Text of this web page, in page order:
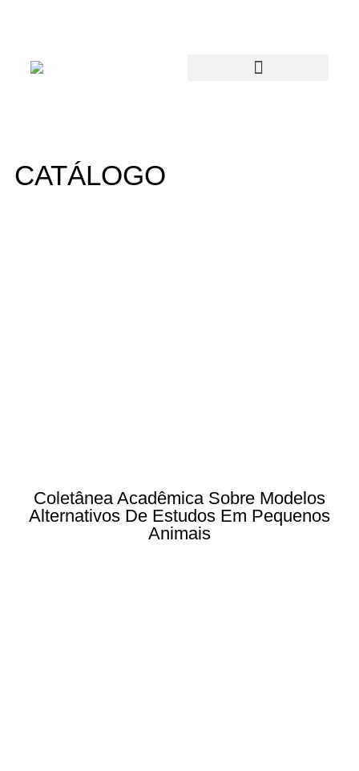
CATÁLOGO
Coletânea Acadêmica Sobre Modelos
Alternativos De Estudos Em Pequenos
Animais